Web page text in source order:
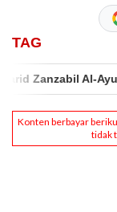
TAG
Zanzabil Al-Ayubi